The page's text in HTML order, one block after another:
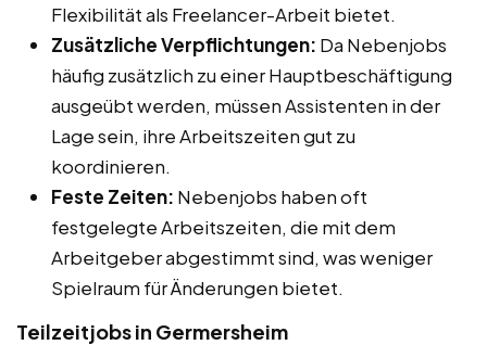
Flexibilität als Freelancer-Arbeit bietet.
Zusätzliche Verpflichtungen: Da Nebenjobs
häufig zusätzlich zu einer Hauptbeschäftigung
ausgeübt werden, müssen Assistenten in der
Lage sein, ihre Arbeitszeiten gut zu
koordinieren.
Feste Zeiten: Nebenjobs haben oft
festgelegte Arbeitszeiten, die mit dem
Arbeitgeber abgestimmt sind, was weniger
Spielraum für Änderungen bietet.
Teilzeitjobs in Germersheim